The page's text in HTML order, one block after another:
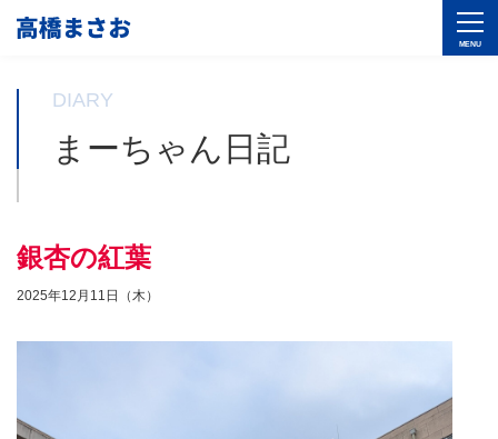
DIARY
まーちゃん日記
銀杏の紅葉
2025年12月11日（木）